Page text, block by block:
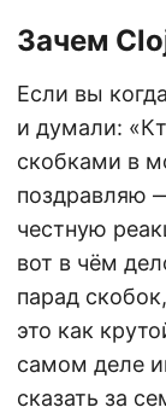
Зачем
Если вы
и думали:
скобками в
поздравляю
честную
вот в чём
парад
это как
самом деле
сказать за